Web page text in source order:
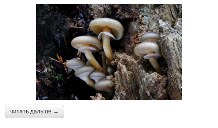
читать дальше →